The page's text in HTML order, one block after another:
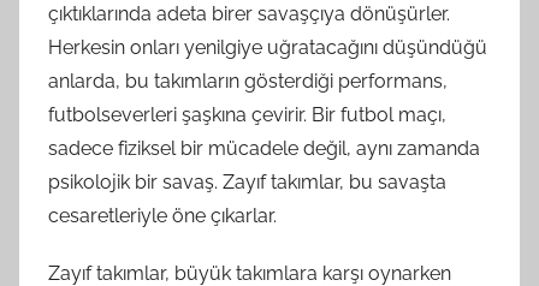
çıktıklarında adeta birer savaşçıya dönüşürler.
Herkesin onları yenilgiye uğratacağını düşündüğü
anlarda, bu takımların gösterdiği performans,
futbolseverleri şaşkına çevirir. Bir futbol maçı,
sadece fiziksel bir mücadele değil, aynı zamanda
psikolojik bir savaş. Zayıf takımlar, bu savaşta
cesaretleriyle öne çıkarlar.
Zayıf takımlar, büyük takımlara karşı oynarken